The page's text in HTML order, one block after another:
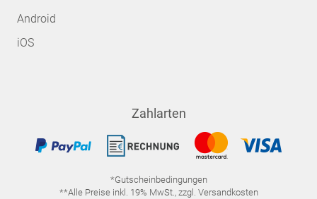
Android
iOS
Zahlarten
*Gutscheinbedingungen
**Alle Preise inkl. 19% MwSt., zzgl. Versandkosten